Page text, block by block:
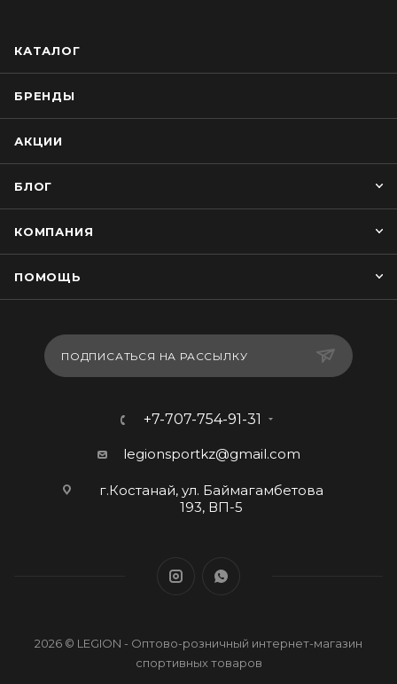
КАТАЛОГ
БРЕНДЫ
АКЦИИ
БЛОГ
КОМПАНИЯ
ПОМОЩЬ
ПОДПИСАТЬСЯ НА РАССЫЛКУ
+7-707-754-91-31
legionsportkz@gmail.com
г.Костанай, ул. Баймагамбетова
193, ВП-5
2026 © LEGION - Оптово-розничный интернет-магазин
спортивных товаров